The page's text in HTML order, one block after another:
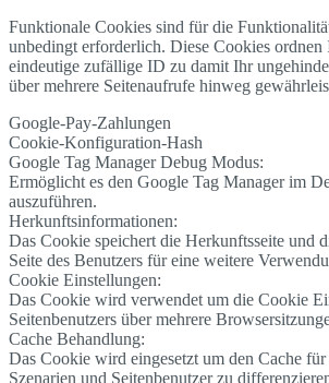
Funktionale Cookies sind für die
unbedingt erforderlich. Diese Cookies
eindeutige zufällige ID zu damit Ihr
über mehrere Seitenaufrufe hinweg
Google-Pay-Zahlungen
Cookie-Konfiguration-Hash
Google Tag Manager Debug Modus:
Ermöglicht es den Google Tag Manager im
auszuführen.
Herkunftsinformationen:
Das Cookie speichert die Herkunftsseite und
Seite des Benutzers für eine weitere
Cookie Einstellungen:
Das Cookie wird verwendet um die Cookie
Seitenbenutzers über mehrere
Cache Behandlung:
Das Cookie wird eingesetzt um den Cache
Szenarien und Seitenbenutzer zu